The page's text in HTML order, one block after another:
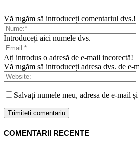
Vă rugăm să introduceți comentariul dvs.!
Introduceți aici numele dvs.
Ați introdus o adresă de e-mail incorectă!
Vă rugăm să introduceți adresa dvs. de e-
Salvați numele meu, adresa de e-mail
COMENTARII RECENTE